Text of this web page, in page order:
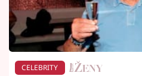
CELEBRITY